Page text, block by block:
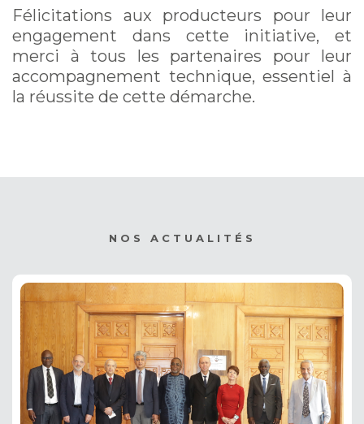
Félicitations aux producteurs pour leur
engagement dans cette initiative, et
merci à tous les partenaires pour leur
accompagnement technique, essentiel à
la réussite de cette démarche.
NOS ACTUALITÉS